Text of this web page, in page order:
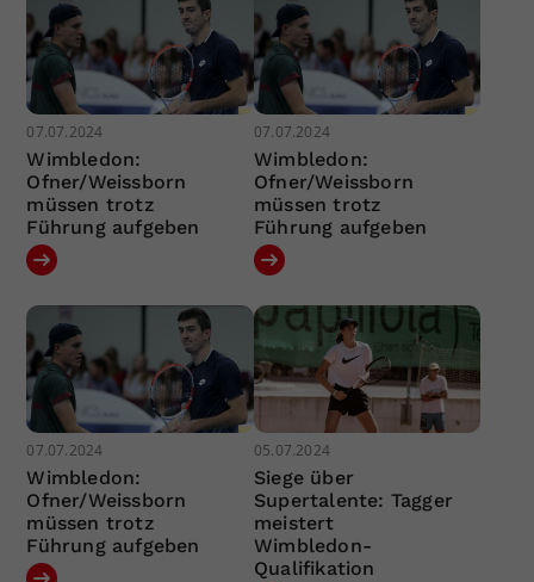
07.07.2024
Wimbledon:
Ofner/Weissborn
müssen trotz
Führung aufgeben
07.07.2024
Wimbledon:
Ofner/Weissborn
müssen trotz
Führung aufgeben
07.07.2024
Wimbledon:
Ofner/Weissborn
müssen trotz
Führung aufgeben
05.07.2024
Siege über
Supertalente: Tagger
meistert
Wimbledon-
Qualifikation